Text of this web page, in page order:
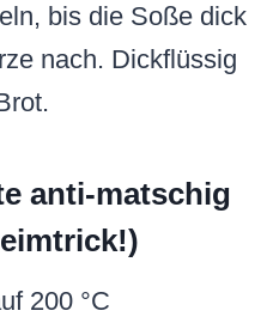
bis die Soße dick
nach. Dickflüssig
anti-matschig
200 °C